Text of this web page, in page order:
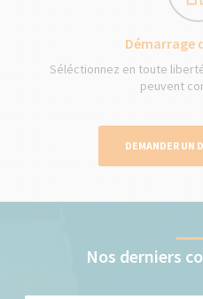
Démarrage
Séléctionnez en toute
peuvent
DEMANDER UN
Nos derniers